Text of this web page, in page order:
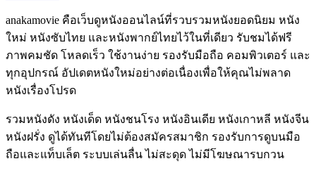
anakamovie คือเว็บดูหนังออนไลน์ที่รวบรวมหนังยอดนิยม หนัง
ใหม่ หนังซับไทย และหนังพากย์ไทยไว้ในที่เดียว รับชมได้ฟรี
ภาพคมชัด โหลดเร็ว ใช้งานง่าย รองรับมือถือ คอมพิวเตอร์ และ
ทุกอุปกรณ์ อัปเดตหนังใหม่อย่างต่อเนื่องเพื่อให้คุณไม่พลาด
หนังเรื่องโปรด
รวมหนังดัง หนังเด็ด หนังชนโรง หนังอินเดีย หนังเกาหลี หนังจีน
หนังฝรั่ง ดูได้ทันทีโดยไม่ต้องสมัครสมาชิก รองรับการดูบนมือ
ถือและแท็บเล็ต ระบบเล่นลื่น ไม่สะดุด ไม่มีโฆษณารบกวน